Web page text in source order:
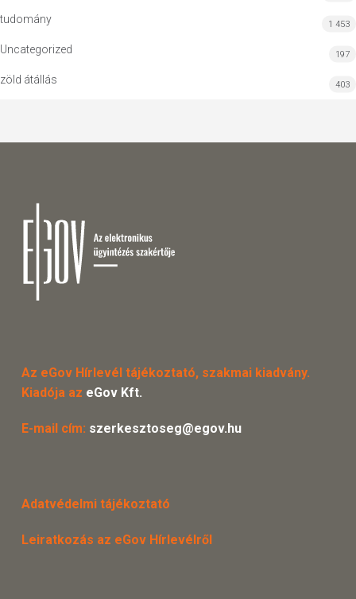
tudomány 1 453
Uncategorized 197
zöld átállás 403
Az eGov Hírlevél tájékoztató, szakmai kiadvány.
Kiadója az eGov Kft.
E-mail cím: szerkesztoseg@egov.hu
Adatvédelmi tájékoztató
Leiratkozás az eGov Hírlevélről